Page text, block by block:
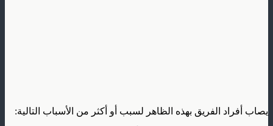
يصاب أفراد الفريق بهذه الظاهر لسبب أو أكثر من الأسباب التالية: